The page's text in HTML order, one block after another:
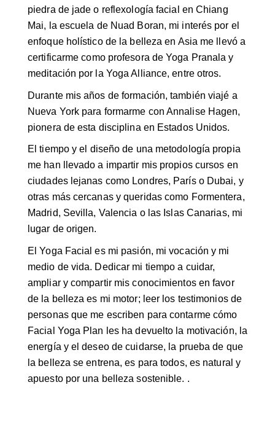
piedra de jade o reflexología facial en Chiang
Mai, la escuela de Nuad Boran, mi interés por el
enfoque holístico de la belleza en Asia me llevó a
certificarme como profesora de Yoga Pranala y
meditación por la Yoga Alliance, entre otros.
Durante mis años de formación, también viajé a
Nueva York para formarme con Annalise Hagen,
pionera de esta disciplina en Estados Unidos.
El tiempo y el diseño de una metodología propia
me han llevado a impartir mis propios cursos en
ciudades lejanas como Londres, París o Dubai, y
otras más cercanas y queridas como Formentera,
Madrid, Sevilla, Valencia o las Islas Canarias, mi
lugar de origen.
El Yoga Facial es mi pasión, mi vocación y mi
medio de vida. Dedicar mi tiempo a cuidar,
ampliar y compartir mis conocimientos en favor
de la belleza es mi motor; leer los testimonios de
personas que me escriben para contarme cómo
Facial Yoga Plan les ha devuelto la motivación, la
energía y el deseo de cuidarse, la prueba de que
la belleza se entrena, es para todos, es natural y
apuesto por una belleza sostenible. .